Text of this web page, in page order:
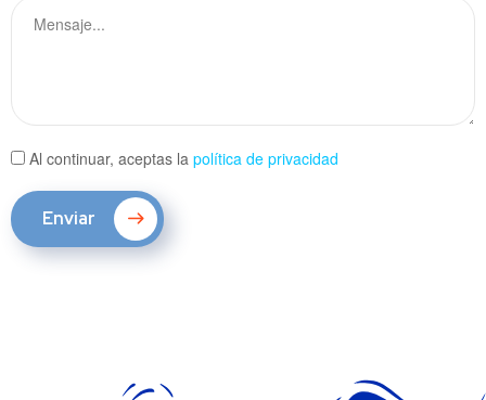
Al continuar, aceptas la política de privacidad
Enviar